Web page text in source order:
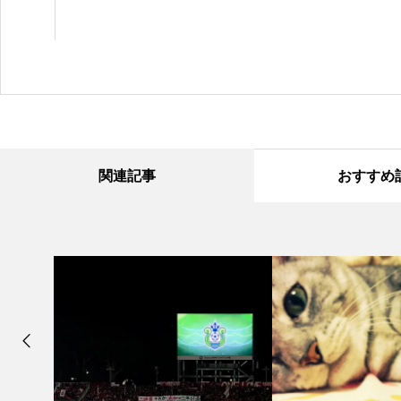
関連記事 おすすめ